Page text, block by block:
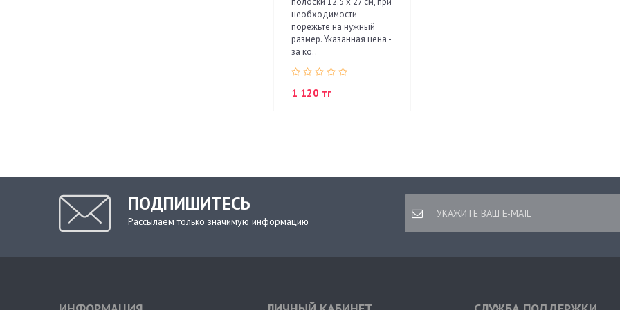
необходимости
порежьте на нужный
размер. Указанная цена -
за ко..
1 120 тг
ПОДПИШИТЕСЬ
Рассылаем только значимую информацию